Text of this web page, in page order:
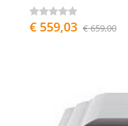
€ 559,03 € 659,00